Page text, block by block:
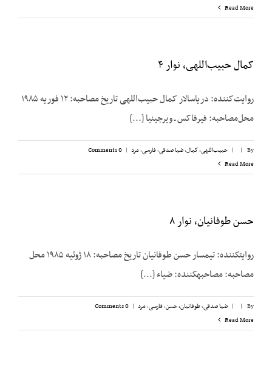
Read More
کمال حبیب‌اللهی، نوار ۴
روایت‌کننده: دریاسالار کمال حبیب‌اللهی تاریخ مصاحبه: ۱۲ فوریه ۱۹۸۵
محل‌مصاحبه: فیرفاکس ـ ویرجینیا [...]
By
|
| حبیب‌اللهی، کمال,ضیا صدقی,فارسی,مرد |
0 Comments
Read More
حسن طوفانیان، نوار ۸
روایت­کننده: تیمسار حسن طوفانیان تاریخ مصاحبه: ۱۸ ژوئیه ۱۹۸۵ محل
مصاحبه: مصاحبه­کننده: ضیاء [...]
By
|
| ضیا صدقی,طوفانیان، حسن,فارسی,مرد |
0 Comments
Read More